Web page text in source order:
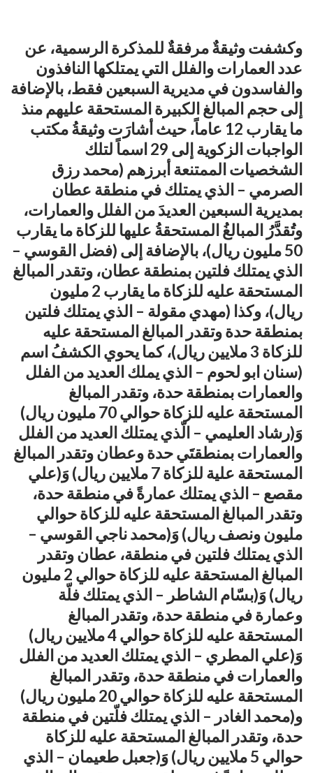
وكشفت وثيقةٌ مرفقةٌ للمذكرة الرسمية، عن
عدد العمارات والفلل التي يمتلكها النافذون
والفاسدون في مديرية السبعين فقط، بالإضافة
إلى حجم المبالغ الكبيرة المستحقة عليهم منذ
ما يقارب 12 عاماً، حيث أشارَت وثيقةُ مكتب
الواجبات الزكوية إلى 29 اسماً لتلك
الشخصيات الممتنعة أبرزهم (محمد رزق
الصرمي – الذي يمتلك في منطقة عطان
بمديرية السبعين العديدَ من الفلل والعمارات،
وتُقدَّرُ المبالغُ المستحقةُ عليها للزكاة ما يقارب
50 مليون ريال)، بالإضافة إلى (فضل القوسي –
الذي يمتلك فلتين بمنطقة عطان، وتقدر المبالغ
المستحقة عليه للزكاة ما يقارب 2 مليون
ريال)، وكذا (مهدي مقولة – الذي يمتلك فلتين
بمنطقة حدة وتقدر المبالغ المستحقة عليه
للزكاة 3 ملايين ريال)، كما يحوي الكشفُ اسم
(سنان ابو لحوم – الذي يملك العديد من الفلل
والعمارات بمنطقة حدة، وتقدر المبالغ
المستحقة عليه للزكاة حوالي 70 مليون ريال)
وَ(رشاد العليمي – الّذي يمتلك العديد من الفلل
والعمارات بمنطقتَي حدة وعطان وتقدر المبالغ
المستحقة علية للزكاة 7 ملايين ريال) وَ(علي
مقصع – الذي يمتلك عمارةً في منطقة حدة،
وتقدر المبالغ المستحقة عليه للزكاة حوالي
مليون ونصف ريال) وَ(محمد ناجي القوسي –
الذي يمتلك فلتين في منطقة، عطان وتقدر
المبالغ المستحقة عليه للزكاة حوالي 2 مليون
ريال) وَ(بسّام الشاطر – الذي يمتلك فلّة
وعمارة في منطقة حدة، وتقدر المبالغ
المستحقة عليه للزكاة حوالي 4 ملايين ريال)
وَ(علي المطري – الذي يمتلك العديد من الفلل
والعمارات في منطقة حدة، وتقدر المبالغ
المستحقة عليه للزكاة حوالي 20 مليون ريال)
و(محمد الغادر – الذي يمتلك فلّتين في منطقة
حدة، وتقدر المبالغ المستحقة عليه للزكاة
حوالي 5 ملايين ريال) وَ(جعبل طعيمان – الذي